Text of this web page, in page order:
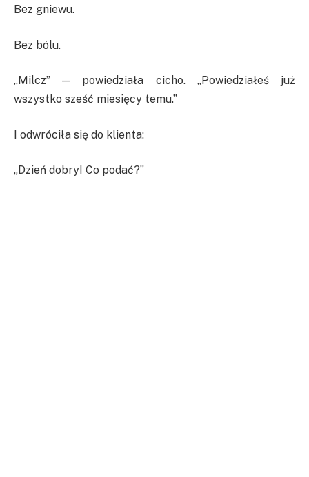
Bez gniewu.
Bez bólu.
„Milcz” — powiedziała cicho. „Powiedziałeś już
wszystko sześć miesięcy temu.”
I odwróciła się do klienta:
„Dzień dobry! Co podać?”